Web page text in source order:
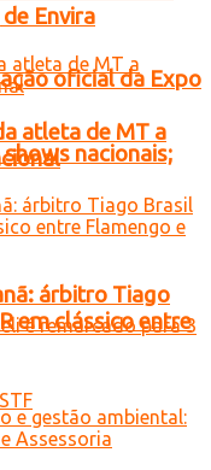
oficial da Expo
nacionais;
Envira
atleta de MT a
árbitro Tiago
em clássico entre